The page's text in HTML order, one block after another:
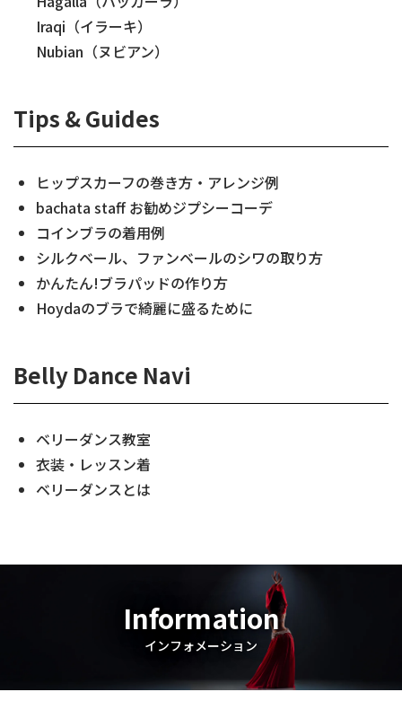
Iraqi（イラーキ）
Nubian（ヌビアン）
Tips & Guides
ヒップスカーフの巻き方・アレンジ例
bachata staff お勧めジプシーコーデ
コインブラの着用例
シルクベール、ファンベールのシワの取り方
かんたん!ブラパッドの作り方
Hoydaのブラで綺麗に盛るために
Belly Dance Navi
ベリーダンス教室
衣装・レッスン着
ベリーダンスとは
Information
インフォメーション